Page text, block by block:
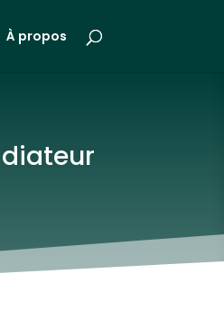
À propos